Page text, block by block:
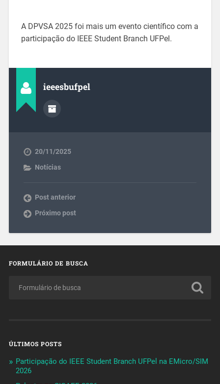
A DPVSA 2025 foi mais um evento científico com a
participação do IEEE Student Branch UFPel.
ieeesbufpel
20/11/2025
Notícias
Post anterior
Próximo post
FORMULÁRIO DE BUSCA
ÚLTIMOS POSTS
Participação do IEEE Student Branch UFPel na EMicro/SIM
2026